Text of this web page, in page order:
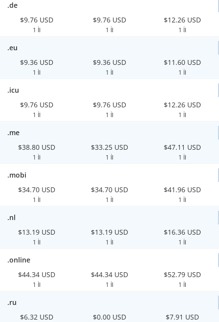
.de
$9.76 USD
1 İl
$9.76 USD
1 İl
$12.26 USD
1 İl
.eu
$9.36 USD
1 İl
$9.36 USD
1 İl
$11.60 USD
1 İl
.icu
$9.76 USD
1 İl
$9.76 USD
1 İl
$12.26 USD
1 İl
.me
$38.80 USD
1 İl
$33.25 USD
1 İl
$47.11 USD
1 İl
.mobi
$34.70 USD
1 İl
$34.70 USD
1 İl
$41.96 USD
1 İl
.nl
$13.19 USD
1 İl
$13.19 USD
1 İl
$16.36 USD
1 İl
.online
$44.34 USD
1 İl
$44.34 USD
1 İl
$52.79 USD
1 İl
.ru
$6.32 USD
$0.00 USD $7.91 USD